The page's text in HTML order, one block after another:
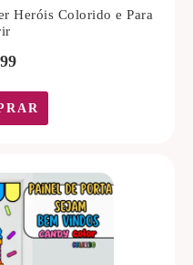
Heróis Colorido e Para